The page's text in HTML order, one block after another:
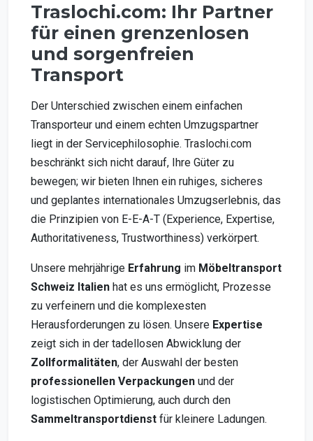
Traslochi.com: Ihr Partner
für einen grenzenlosen
und sorgenfreien
Transport
Der Unterschied zwischen einem einfachen
Transporteur und einem echten Umzugspartner
liegt in der Servicephilosophie. Traslochi.com
beschränkt sich nicht darauf, Ihre Güter zu
bewegen; wir bieten Ihnen ein ruhiges, sicheres
und geplantes internationales Umzugserlebnis, das
die Prinzipien von E-E-A-T (Experience, Expertise,
Authoritativeness, Trustworthiness) verkörpert.
Unsere mehrjährige Erfahrung im Möbeltransport
Schweiz Italien hat es uns ermöglicht, Prozesse
zu verfeinern und die komplexesten
Herausforderungen zu lösen. Unsere Expertise
zeigt sich in der tadellosen Abwicklung der
Zollformalitäten, der Auswahl der besten
professionellen Verpackungen und der
logistischen Optimierung, auch durch den
Sammeltransportdienst für kleinere Ladungen.